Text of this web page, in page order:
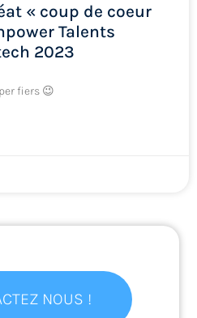
« coup de coeur
Talents
2023
fiers 😉
NOUS !